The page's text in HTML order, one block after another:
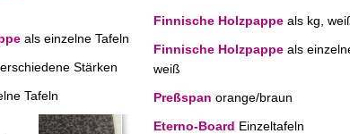
als einzelne Tafeln
Stärken
Tafeln
Finnische Holzpappe als kg,
Finnische Holzpappe als
weiß
Preßspan orange/braun
Eterno-Board Einzeltafeln